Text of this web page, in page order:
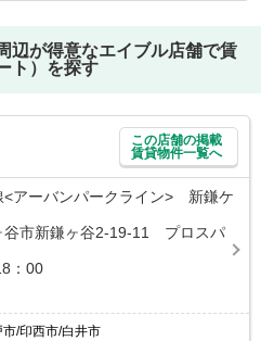
辺が得意なエイブル店舗で賃
ト）を探す
この店舗の掲載
賃貸物件一覧へ
<アーバンパークライン> 新鎌ケ
谷市新鎌ヶ谷2-19-11 プロスパ
：00
/印西市/白井市